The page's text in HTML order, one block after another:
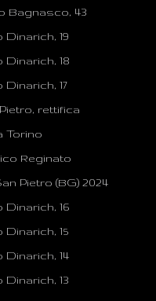
Bagnasco, 43
19
18
17
rettifica
Torino
Reginato
Pietro (BG) 2024
16
15
14
13